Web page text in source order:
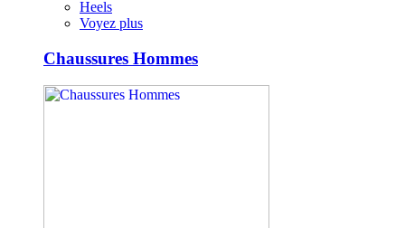
Heels
Voyez plus
Chaussures Hommes